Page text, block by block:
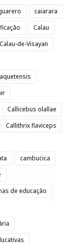
caiarara
Calau
Calau-de-Visayan
Callicebus olallae
Callithrix flaviceps
cambucica
de educação